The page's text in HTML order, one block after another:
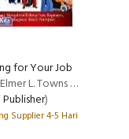
for Your Job
L. Towns & Dave Early
)
Supplier 4-5 Hari